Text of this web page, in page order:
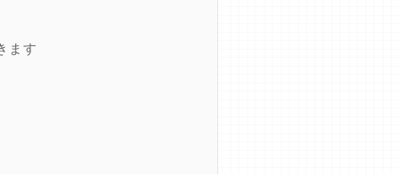
ます